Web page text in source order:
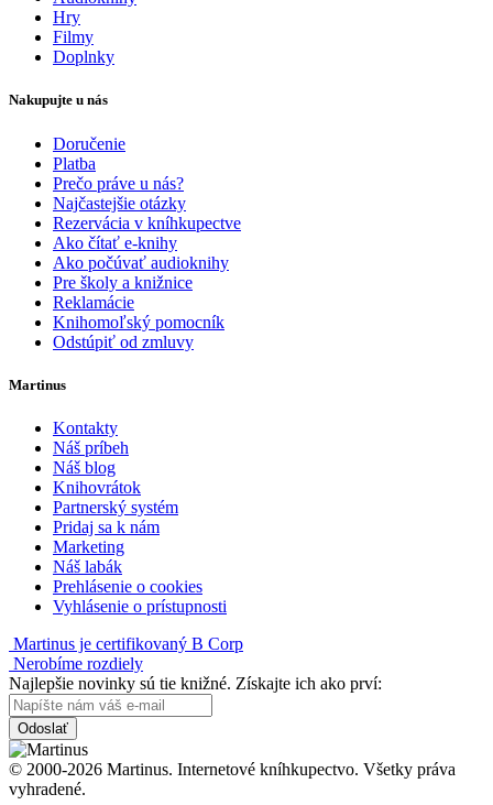
Hry
Filmy
Doplnky
Nakupujte u nás
Doručenie
Platba
Prečo práve u nás?
Najčastejšie otázky
Rezervácia v kníhkupectve
Ako čítať e-knihy
Ako počúvať audioknihy
Pre školy a knižnice
Reklamácie
Knihomoľský pomocník
Odstúpiť od zmluvy
Martinus
Kontakty
Náš príbeh
Náš blog
Knihovrátok
Partnerský systém
Pridaj sa k nám
Marketing
Náš labák
Prehlásenie o cookies
Vyhlásenie o prístupnosti
Martinus je certifikovaný B Corp
Nerobíme rozdiely
Najlepšie novinky sú tie knižné. Získajte ich ako prví:
Odoslať
© 2000-2026 Martinus. Internetové kníhkupectvo. Všetky práva
vyhradené.